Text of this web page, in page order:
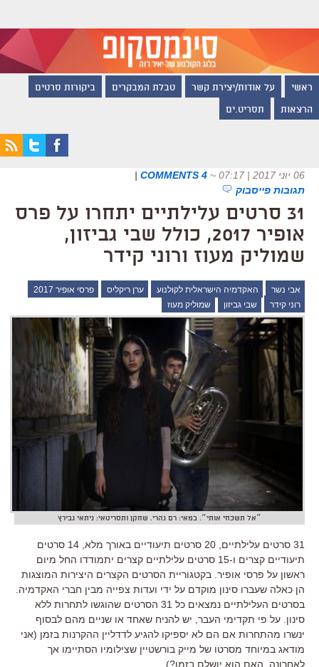
ראשי על אודות/יצירת קשר טבלת המבקרים ביקורות סרטים
הרצאות תסריט.ים
06 יוני 2017 | 07:17 ~
4 COMMENTS
|
תגובות פייסבוק
31 סרטים עלילתיים יתחרו על פרס
אופיר 2017, כולל שבי גביזון,
שמוליק מעוז ורוני קידר
אבי נשר האקדמיה הישראלית לקולנוע ערן ריקליס
פרסי אופיר 2017
רוני קידר
שבי גביזון שמוליק מעוז
״אל תשכחי אותי״. במאי: רם נהרי. שחקן ותסריטאי: ניתאי גבירץ
31 סרטים עלילתיים, 20 סרטים תיעודיים באורך מלא, 14 סרטים
תיעודיים קצרים ו-15 סרטים עלילתיים קצרים יתמודדו החל מיום
ראשון על פרסי אופיר. בקטגוריית הסרטים הקצרים היצירות המוצגות
הן כאלה שעברו סינון מוקדם על ידי ועדות צפייה מבין חברי האקדמיה.
בסרטים העלילתיים נמצאים כל 31 הסרטים שהוגשו לתחרות ללא
סינון. על פי תקדימי העבר, יש להניח שאחד או שניים מהם לבסוף
ינשרו מהתחרות אם הם לא יספיקו להגיע לדדליין ההקרנות בזמן (אני
מודאג במיוחד מסרטו של מייק בורשטיין שצילומיו הסתיימו אך
לאחרונה. האם הוא יושלם בזמן?).